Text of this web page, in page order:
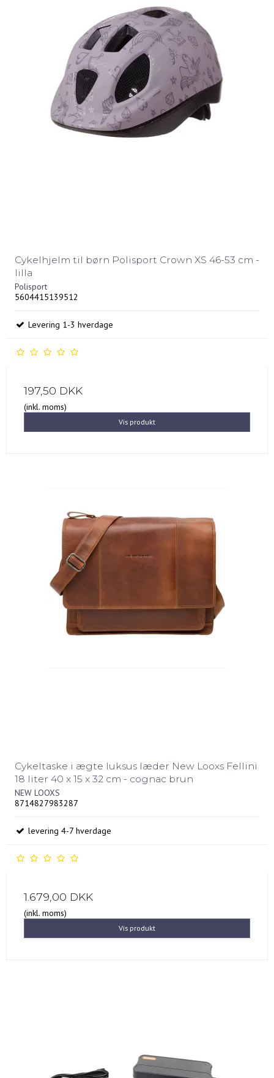
Cykelhjelm til børn Polisport Crown XS 46-53 cm -
lilla
Polisport
5604415139512
Levering 1-3 hverdage
197,50 DKK
(inkl. moms)
Vis produkt
Cykeltaske i ægte luksus læder New Looxs Fellini
18 liter 40 x 15 x 32 cm - cognac brun
NEW LOOXS
8714827983287
levering 4-7 hverdage
1.679,00 DKK
(inkl. moms)
Vis produkt